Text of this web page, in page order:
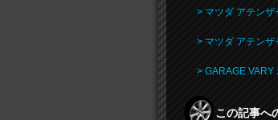
> マツダ アテンザ
> マツダ アテン
> GARAGE
この記事へ